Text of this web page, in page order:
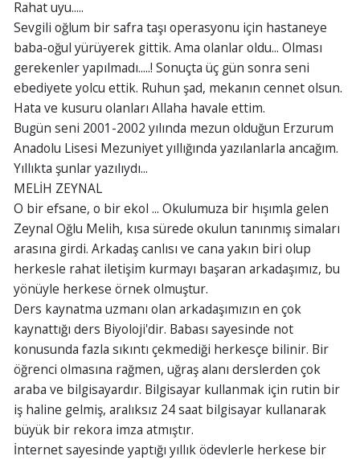
Rahat uyu.....
Sevgili oğlum bir safra taşı operasyonu için hastaneye
baba-oğul yürüyerek gittik. Ama olanlar oldu... Olması
gerekenler yapılmadı.....! Sonuçta üç gün sonra seni
ebediyete yolcu ettik. Ruhun şad, mekanın cennet olsun.
Hata ve kusuru olanları Allaha havale ettim.
Bugün seni 2001-2002 yılında mezun olduğun Erzurum
Anadolu Lisesi Mezuniyet yıllığında yazılanlarla ancağım.
Yıllıkta şunlar yazılıydı...
MELİH ZEYNAL
O bir efsane, o bir ekol ... Okulumuza bir hışımla gelen
Zeynal Oğlu Melih, kısa sürede okulun tanınmış simaları
arasına girdi. Arkadaş canlısı ve cana yakın biri olup
herkesle rahat iletişim kurmayı başaran arkadaşımız, bu
yönüyle herkese örnek olmuştur.
Ders kaynatma uzmanı olan arkadaşımızın en çok
kaynattığı ders Biyoloji'dir. Babası sayesinde not
konusunda fazla sıkıntı çekmediği herkesçe bilinir. Bir
öğrenci olmasına rağmen, uğraş alanı derslerden çok
araba ve bilgisayardır. Bilgisayar kullanmak için rutin bir
iş haline gelmiş, aralıksız 24 saat bilgisayar kullanarak
büyük bir rekora imza atmıştır.
İnternet sayesinde yaptığı yıllık ödevlerle herkese bir